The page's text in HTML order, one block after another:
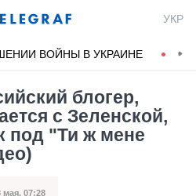
УКР
ВОЙНЫ В УКРАИНЕ
блогер,
с Зеленской,
под "Ти ж мене
мая, 07:28